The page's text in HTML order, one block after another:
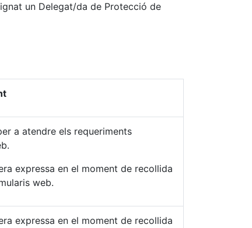
un Delegat/da de Protecció de
a atendre els requeriments
expressa en el moment de recollida
web.
expressa en el moment de recollida